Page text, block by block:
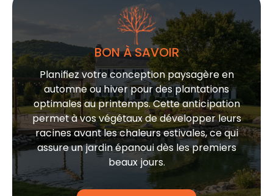
BON À SAVOIR
Planifiez votreconception paysagèreen
automne ou hiver pour des plantations
optimales au printemps. Cette anticipation
permet à vos végétaux de développer leurs
racines avant les chaleurs estivales, ce qui
assure unjardin épanouidès les premiers
beaux jours.